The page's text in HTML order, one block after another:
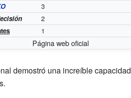
3
2
1
Página web oficial
demostró una increíble capacidad